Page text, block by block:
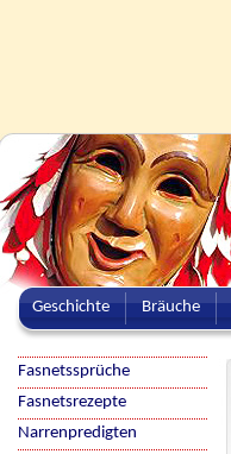
Geschichte Bräuche
Fasnetssprüche
Fasnetsrezepte
Narrenpredigten